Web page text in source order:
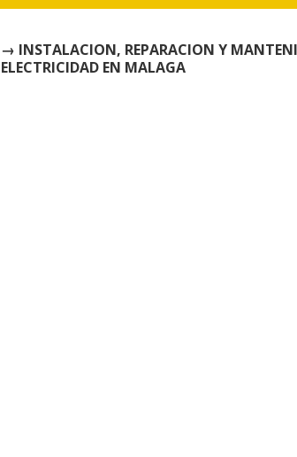
→ INSTALACION, REPARACION Y
ELECTRICIDAD EN MALAGA